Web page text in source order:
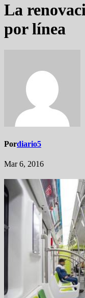
La
por línea
Pordiario5
Mar 6, 2016